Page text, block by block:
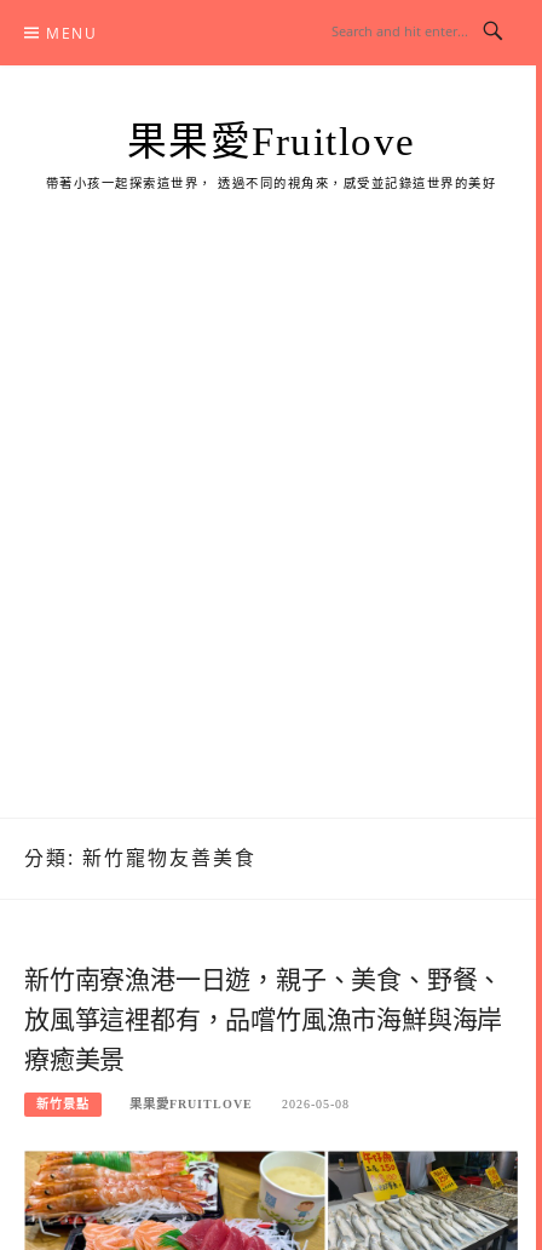
content
MENU
果果愛Fruitlove
帶著小孩一起探索這世界， 透過不同的視角來，感受並記錄這世界的美好
分類: 新竹寵物友善美食
新竹南寮漁港一日遊，親子、美食、野餐、
放風箏這裡都有，品嚐竹風漁市海鮮與海岸
療癒美景
新竹景點 果果愛FRUITLOVE 2026-05-08